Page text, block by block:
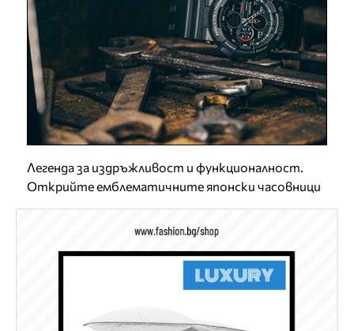
Легенда за издръжливост и функционалност.
Открийте емблематичните японски часовници